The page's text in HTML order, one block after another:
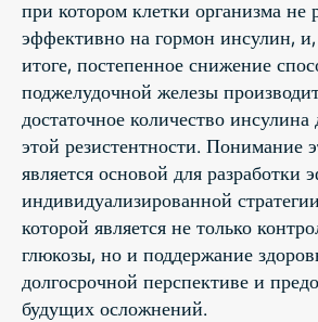
при котором клетки организма не
эффективно на гормон инсулин,
итоге, постепенное снижение
поджелудочной железы
достаточное количество
этой резистентности. Понимание
является основой для разработки
индивидуализированной
которой является не только
глюкозы, но и поддержание
долгосрочной перспективе и
будущих осложнений.